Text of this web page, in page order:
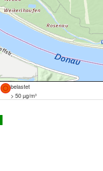
belastet
> 50 µg/m³